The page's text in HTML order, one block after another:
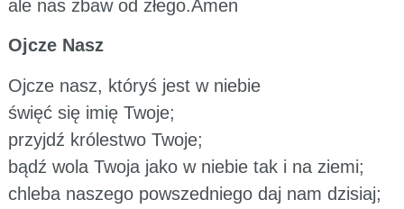
ale nas zbaw od złego.Amen
Ojcze Nasz
Ojcze nasz, któryś jest w niebie
święć się imię Twoje;
przyjdź królestwo Twoje;
bądź wola Twoja jako w niebie tak i na ziemi;
chleba naszego powszedniego daj nam dzisiaj;